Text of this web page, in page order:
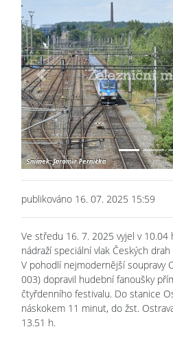
Previous
publikováno 16. 07. 2025 15:59
Ve středu 16. 7. 2025 vyjel v 10.04
nádraží speciální vlak Českých drah
V pohodlí nejmodernější soupravy
003) dopravil hudební fanoušky
čtyřdenního festivalu. Do stanice
náskokem 11 minut, do žst.
13.51 h.